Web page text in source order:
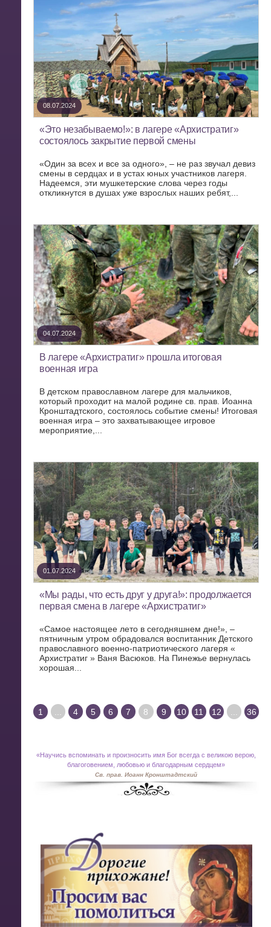
08.07.2024
«Это незабываемо!»: в лагере «Архистратиг»
состоялось закрытие первой смены
«Один за всех и все за одного», – не раз звучал девиз
смены в сердцах и в устах юных участников лагеря.
Надеемся, эти мушкетерские слова через годы
откликнутся в душах уже взрослых наших ребят,...
04.07.2024
В лагере «Архистратиг» прошла итоговая
военная игра
В детском православном лагере для мальчиков,
который проходит на малой родине св. прав. Иоанна
Кронштадтского, состоялось событие смены! Итоговая
военная игра – это захватывающее игровое
мероприятие,...
01.07.2024
«Мы рады, что есть друг у друга!»: продолжается
первая смена в лагере «Архистратиг»
«Самое настоящее лето в сегодняшнем дне!», –
пятничным утром обрадовался воспитанник Детского
православного военно-патриотического лагеря «
Архистратиг » Ваня Васюков. На Пинежье вернулась
хорошая...
1 4 5 6 7 8 9 10 11 12 36
«Научись вспоминать и произносить имя Бог всегда с великою верою,
благоговением, любовью и благодарным сердцем»
Св. прав. Иоанн Кронштадтский